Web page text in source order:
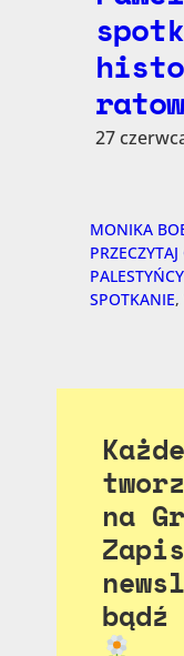
27
MONIKA
SPOTKANIE,
na